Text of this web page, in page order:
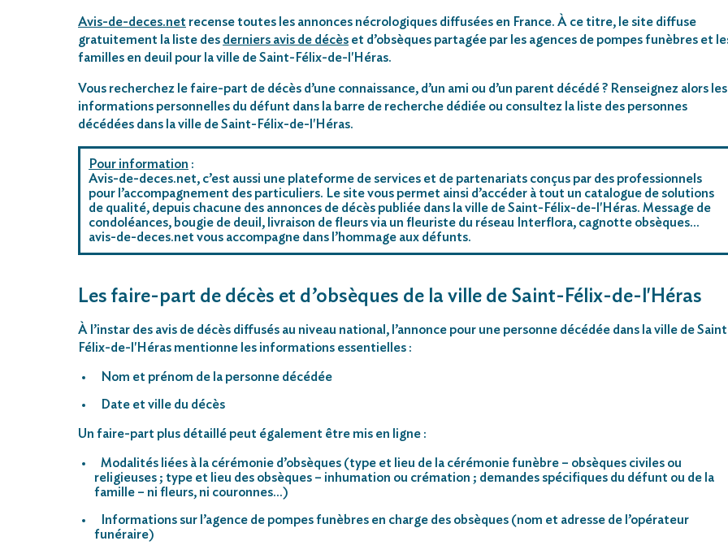
Avis-de-deces.net recense toutes les annonces nécrologiques diffusées en France. À ce titre, le site diffuse
gratuitement la liste des derniers avis de décès et d’obsèques partagée par les agences de pompes funèbres et
familles en deuil pour la ville de Saint-Félix-de-l'Héras.
Vous recherchez le faire-part de décès d’une connaissance, d’un ami ou d’un parent décédé ? Renseignez alors les
informations personnelles du défunt dans la barre de recherche dédiée ou consultez la liste des personnes
décédées dans la ville de Saint-Félix-de-l'Héras.
Pour information :
Avis-de-deces.net, c’est aussi une plateforme de services et de partenariats conçus par des professionnels
pour l’accompagnement des particuliers. Le site vous permet ainsi d’accéder à tout un catalogue de solutions
de qualité, depuis chacune des annonces de décès publiée dans la ville de Saint-Félix-de-l'Héras. Message de
condoléances, bougie de deuil, livraison de fleurs via un fleuriste du réseau Interflora, cagnotte obsèques…
avis-de-deces.net vous accompagne dans l’hommage aux défunts.
Les faire-part de décès et d’obsèques de la ville de Saint-Félix-de-l'Héras
À l’instar des avis de décès diffusés au niveau national, l’annonce pour une personne décédée dans la ville de
Félix-de-l'Héras mentionne les informations essentielles :
Nom et prénom de la personne décédée
Date et ville du décès
Un faire-part plus détaillé peut également être mis en ligne :
Modalités liées à la cérémonie d’obsèques (type et lieu de la cérémonie funèbre – obsèques civiles ou
religieuses ; type et lieu des obsèques – inhumation ou crémation ; demandes spécifiques du défunt ou de la
famille – ni fleurs, ni couronnes…)
Informations sur l’agence de pompes funèbres en charge des obsèques (nom et adresse de l’opérateur
funéraire)